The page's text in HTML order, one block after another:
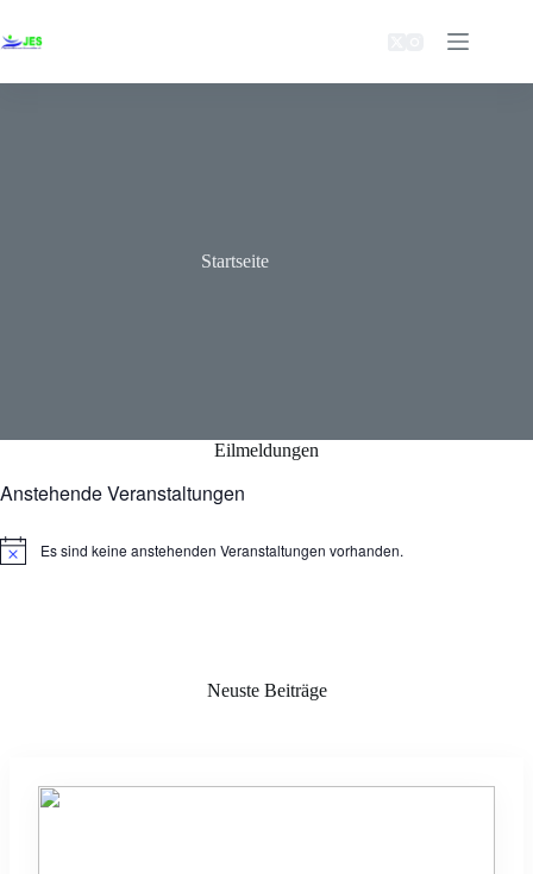
Inhalt
springen
Startseite
Eilmeldungen
Anstehende Veranstaltungen
H
Es sind keine anstehenden Veranstaltungen vorhanden.
Neuste Beiträge